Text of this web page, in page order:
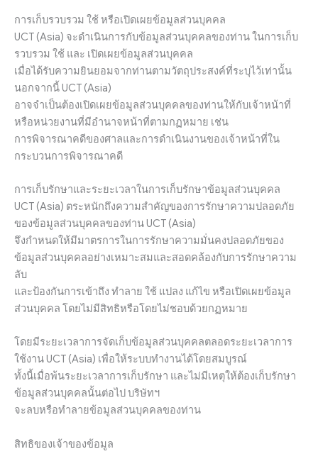
การเก็บรวบรวม ใช้ หรือเปิดเผยข้อมูลส่วนบุคคล
UCT (Asia) จะดำเนินการกับข้อมูลส่วนบุคคลของท่าน ในการเก็บ
รวบรวม ใช้ และ เปิดเผยข้อมูลส่วนบุคคล
เมื่อได้รับความยินยอมจากท่านตามวัตถุประสงค์ที่ระบุไว้เท่านั้น
นอกจากนี้ UCT (Asia)
อาจจำเป็นต้องเปิดเผยข้อมูลส่วนบุคคลของท่านให้กับเจ้าหน้าที่
หรือหน่วยงานที่มีอำนาจหน้าที่ตามกฏหมาย เช่น
การพิจารณาคดีของศาลและการดำเนินงานของเจ้าหน้าที่ใน
กระบวนการพิจารณาคดี
การเก็บรักษาและระยะเวลาในการเก็บรักษาข้อมูลส่วนบุคคล
UCT (Asia) ตระหนักถึงความสำคัญของการรักษาความปลอดภัย
ของข้อมูลส่วนบุคคลของท่าน UCT (Asia)
จึงกำหนดให้มีมาตรการในการรักษาความมั่นคงปลอดภัยของ
ข้อมูลส่วนบุคคลอย่างเหมาะสมและสอดคล้องกับการรักษาความ
ลับ
และป้องกันการเข้าถึง ทำลาย ใช้ แปลง แก้ไข หรือเปิดเผยข้อมูล
ส่วนบุคคล โดยไม่มีสิทธิหรือโดยไม่ชอบด้วยกฏหมาย
โดยมีระยะเวลาการจัดเก็บข้อมูลส่วนบุคคลตลอดระยะเวลาการ
ใช้งาน UCT (Asia) เพื่อให้ระบบทำงานได้โดยสมบูรณ์
ทั้งนี้เมื่อพ้นระยะเวลาการเก็บรักษา และไม่มีเหตุให้ต้องเก็บรักษา
ข้อมูลส่วนบุคคลนั้นต่อไป บริษัทฯ
จะลบหรือทำลายข้อมูลส่วนบุคคลของท่าน
สิทธิของเจ้าของข้อมูล